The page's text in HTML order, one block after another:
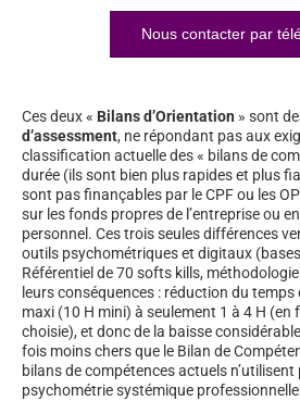
Nous contacter par
Ces deux « Bilans d’Orientation » sont
d’assessment, ne répondant pas aux
classification actuelle des « bilans de
durée (ils sont bien plus rapides et plus
sont pas finançables par le CPF ou les
sur les fonds propres de l’entreprise ou
personnel. Ces trois seules différences
outils psychométriques et digitaux
Référentiel de 70 softs kills,
leurs conséquences : réduction du
maxi (10 H mini) à seulement 1 à 4 H (en
choisie), et donc de la baisse
fois moins chers que le Bilan de
bilans de compétences actuels n’utilisent
psychométrie systémique